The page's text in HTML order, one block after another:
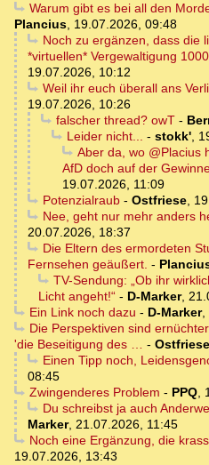
Warum gibt es bei all den
Plancius, 19.07.2026, 09:48
Noch zu ergänzen, dass die
*virtuellen* Vergewaltigung
19.07.2026, 10:12
Weil ihr euch überall ans
19.07.2026, 10:26
falscher thread? owT-
Leider nicht... - stokk',
Aber da, wo @Placius
AfD doch auf der
19.07.2026, 11:09
Potenzialraub- Ostfriese,
Nee, geht nur mehr anders
20.07.2026, 18:37
Die Eltern des ermordeten
Fernsehen geäußert. -
TV-Sendung: „Ob ihr
Licht angeht!“ - D-Marker,
Ein Link noch dazu - D-Marker,
Die Perspektiven sind
'die Beseitigung des … - Ostfriese
Einen Tipp noch,
08:45
Zwingenderes Problem - PPQ,
Du schreibst ja auch
Marker, 21.07.2026, 11:45
Noch eine Ergänzung, die
19.07.2026, 13:43